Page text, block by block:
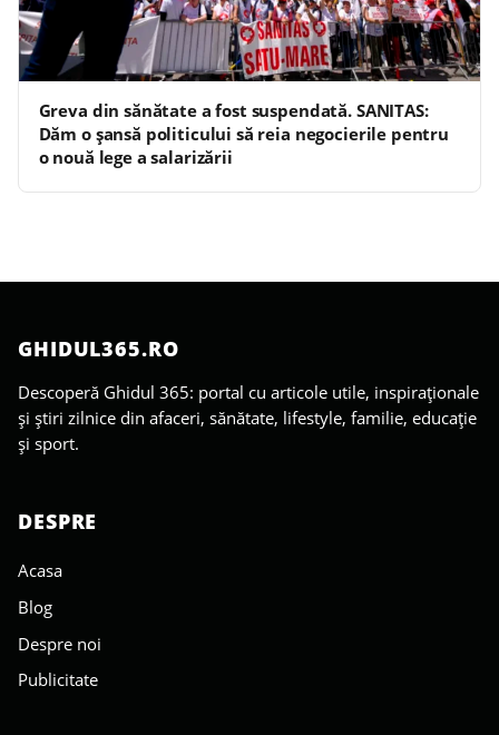
Greva din sănătate a fost suspendată. SANITAS:
Dăm o şansă politicului să reia negocierile pentru
o nouă lege a salarizării
GHIDUL365.RO
Descoperă Ghidul 365: portal cu articole utile, inspiraționale
și știri zilnice din afaceri, sănătate, lifestyle, familie, educație
și sport.
DESPRE
Acasa
Blog
Despre noi
Publicitate